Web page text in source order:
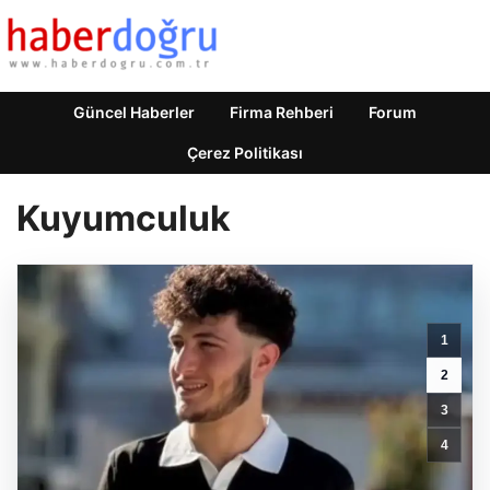
Güncel Haberler Firma Rehberi Forum
Çerez Politikası
Kuyumculuk
1
2
3
4